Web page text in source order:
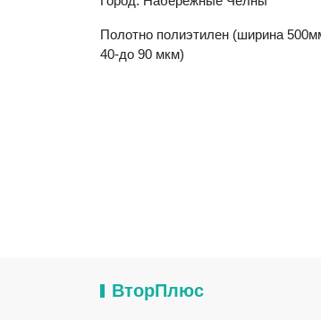
Полотно полиэтилен (ширина
40-до 90 мкм)
ВторПлюс